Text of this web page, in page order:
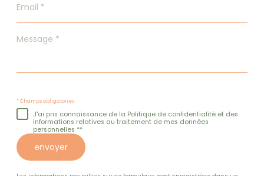
*
Message
* Champs obligatoires
J'ai pris connaissance de la Politique de confidentialité et des
informations relatives au traitement de mes données
personnelles **
envoyer